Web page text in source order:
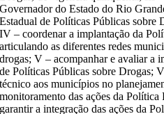
Governador do Estado do Rio
Estadual de Políticas Públicas sobre
IV – coordenar a implantação da
articulando as diferentes redes
drogas; V – acompanhar e avaliar a
de Políticas Públicas sobre Drogas;
técnico aos municípios no
monitoramento das ações da
garantir a integração das ações da